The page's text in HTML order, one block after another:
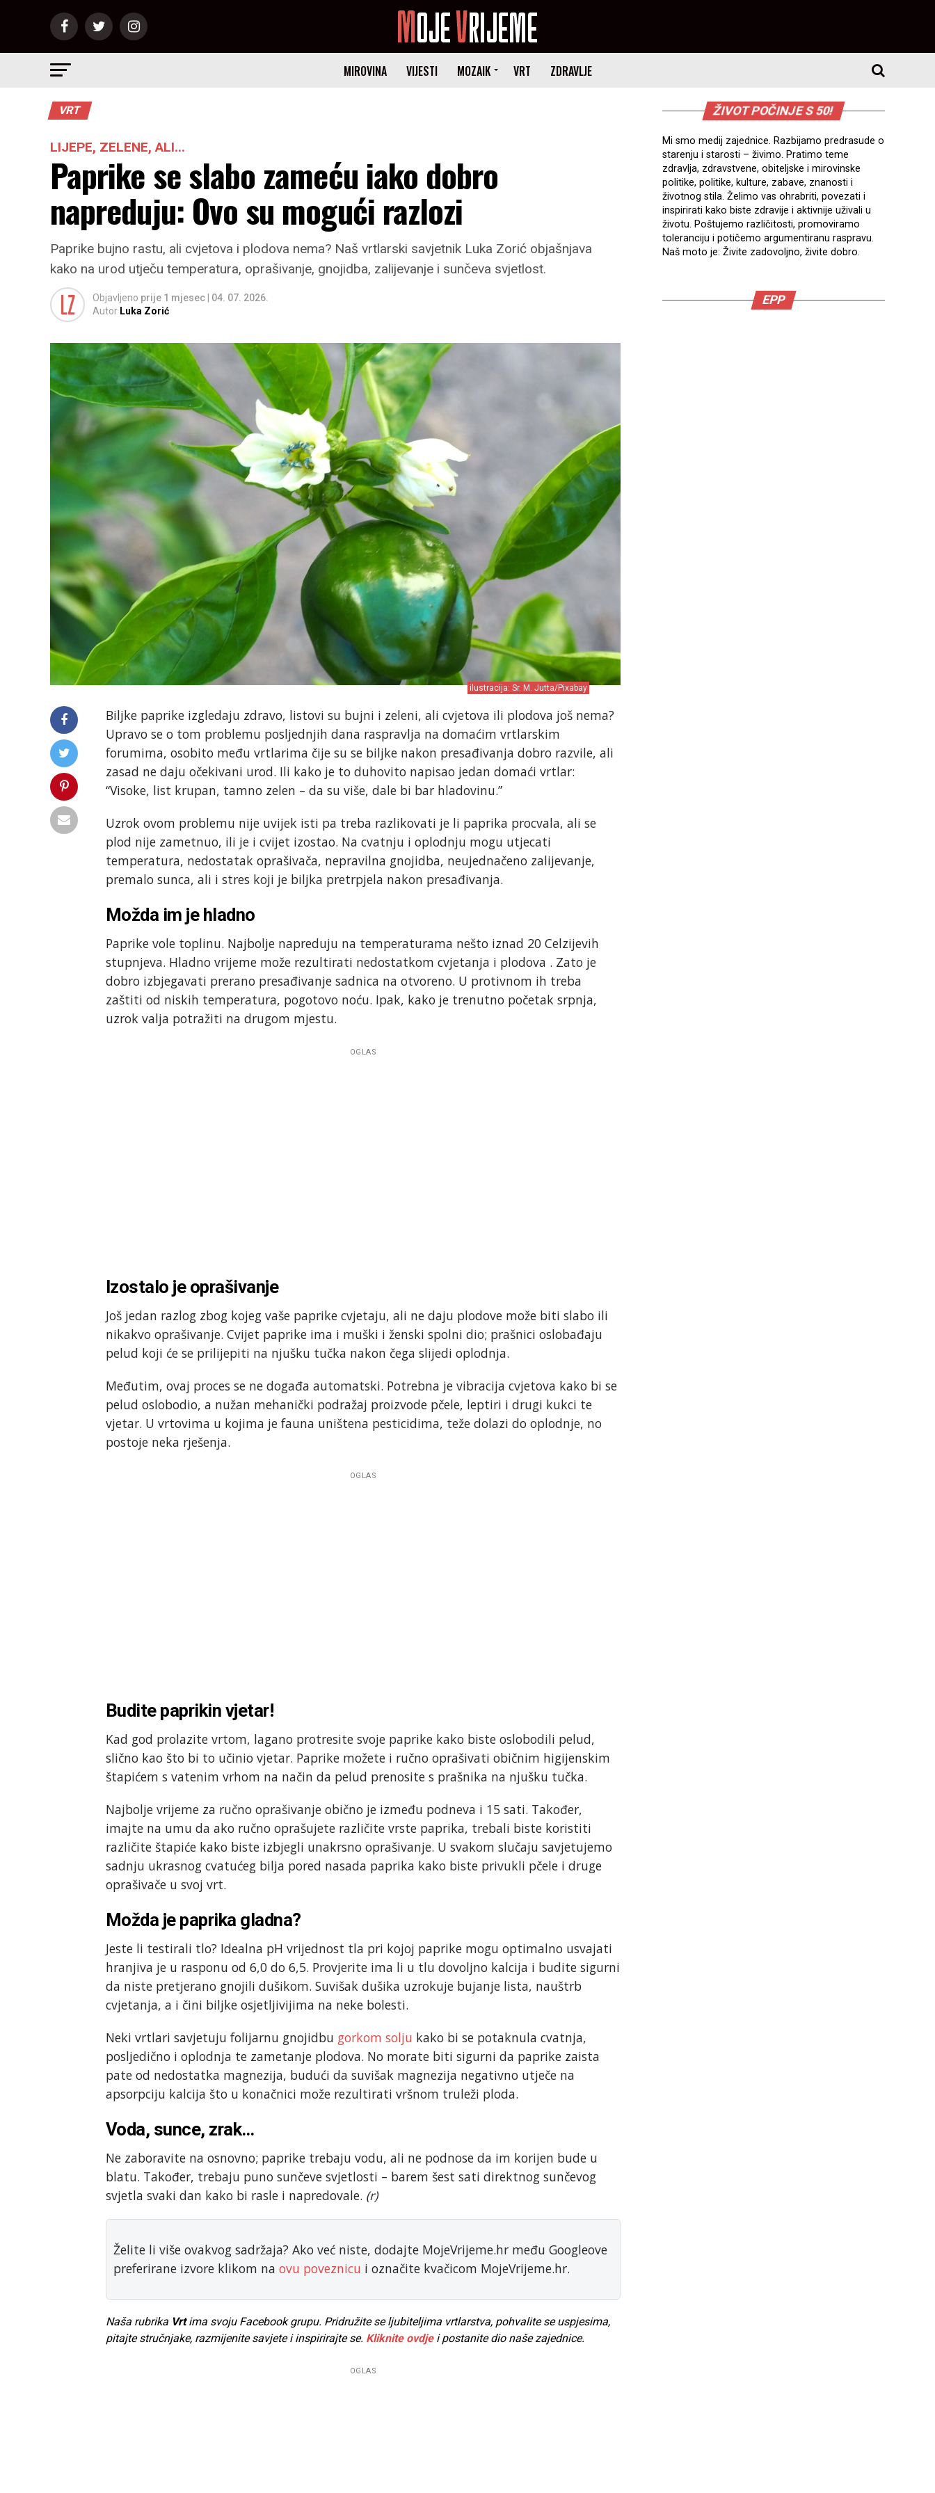
MIROVINA VIJESTI MOZAIK VRT ZDRAVLJE
VRT
LIJEPE, ZELENE, ALI...
Paprike se slabo zameću iako dobro
napreduju: Ovo su mogući razlozi
Paprike bujno rastu, ali cvjetova i plodova nema? Naš vrtlarski savjetnik Luka Zorić objašnjava
kako na urod utječu temperatura, oprašivanje, gnojidba, zalijevanje i sunčeva svjetlost.
Objavljeno prije 1 mjesec
04. 07. 2026.
Autor Luka Zorić
ilustracija: Sr. M. Jutta/Pixabay
Biljke paprike izgledaju zdravo, listovi su bujni i zeleni, ali cvjetova ili plodova još nema?
Upravo se o tom problemu posljednjih dana raspravlja na domaćim vrtlarskim
forumima, osobito među vrtlarima čije su se biljke nakon presađivanja dobro razvile, ali
zasad ne daju očekivani urod. Ili kako je to duhovito napisao jedan domaći vrtlar:
“Visoke, list krupan, tamno zelen – da su više, dale bi bar hladovinu.”
Uzrok ovom problemu nije uvijek isti pa treba razlikovati je li paprika procvala, ali se
plod nije zametnuo, ili je i cvijet izostao. Na cvatnju i oplodnju mogu utjecati
temperatura, nedostatak oprašivača, nepravilna gnojidba, neujednačeno zalijevanje,
premalo sunca, ali i stres koji je biljka pretrpjela nakon presađivanja.
Možda im je hladno
Paprike vole toplinu. Najbolje napreduju na temperaturama nešto iznad 20 Celzijevih
stupnjeva. Hladno vrijeme može rezultirati nedostatkom cvjetanja i plodova . Zato je
dobro izbjegavati prerano presađivanje sadnica na otvoreno. U protivnom ih treba
zaštiti od niskih temperatura, pogotovo noću. Ipak, kako je trenutno početak srpnja,
uzrok valja potražiti na drugom mjestu.
OGLAS
Izostalo je oprašivanje
Još jedan razlog zbog kojeg vaše paprike cvjetaju, ali ne daju plodove može biti slabo ili
nikakvo oprašivanje. Cvijet paprike ima i muški i ženski spolni dio; prašnici oslobađaju
pelud koji će se prilijepiti na njušku tučka nakon čega slijedi oplodnja.
Međutim, ovaj proces se ne događa automatski. Potrebna je vibracija cvjetova kako bi se
pelud oslobodio, a nužan mehanički podražaj proizvode pčele, leptiri i drugi kukci te
vjetar. U vrtovima u kojima je fauna uništena pesticidima, teže dolazi do oplodnje, no
postoje neka rješenja.
OGLAS
Budite paprikin vjetar!
Kad god prolazite vrtom, lagano protresite svoje paprike kako biste oslobodili pelud,
slično kao što bi to učinio vjetar. Paprike možete i ručno oprašivati običnim higijenskim
štapićem s vatenim vrhom na način da pelud prenosite s prašnika na njušku tučka.
Najbolje vrijeme za ručno oprašivanje obično je između podneva i 15 sati. Također,
imajte na umu da ako ručno oprašujete različite vrste paprika, trebali biste koristiti
različite štapiće kako biste izbjegli unakrsno oprašivanje. U svakom slučaju savjetujemo
sadnju ukrasnog cvatućeg bilja pored nasada paprika kako biste privukli pčele i druge
oprašivače u svoj vrt.
Možda je paprika gladna?
Jeste li testirali tlo? Idealna pH vrijednost tla pri kojoj paprike mogu optimalno usvajati
hranjiva je u rasponu od 6,0 do 6,5. Provjerite ima li u tlu dovoljno kalcija i budite sigurni
da niste pretjerano gnojili dušikom. Suvišak dušika uzrokuje bujanje lista, nauštrb
cvjetanja, a i čini biljke osjetljivijima na neke bolesti.
Neki vrtlari savjetuju folijarnu gnojidbu gorkom solju kako bi se potaknula cvatnja,
posljedično i oplodnja te zametanje plodova. No morate biti sigurni da paprike zaista
pate od nedostatka magnezija, budući da suvišak magnezija negativno utječe na
apsorpciju kalcija što u konačnici može rezultirati vršnom truleži ploda.
Voda, sunce, zrak…
Ne zaboravite na osnovno; paprike trebaju vodu, ali ne podnose da im korijen bude u
blatu. Također, trebaju puno sunčeve svjetlosti – barem šest sati direktnog sunčevog
svjetla svaki dan kako bi rasle i napredovale. (r)
Želite li više ovakvog sadržaja? Ako već niste, dodajte MojeVrijeme.hr među Googleove
preferirane izvore klikom na ovu poveznicu i označite kvačicom MojeVrijeme.hr.
Naša rubrika Vrtima svoju Facebook grupu. Pridružite se ljubiteljima vrtlarstva, pohvalite se uspjesima,
pitajte stručnjake, razmijenite savjete i inspirirajte se. Kliknite ovdjei postanite dio naše zajednice.
OGLAS
ŽIVOT POČINJE S 50!
Mi smo medij zajednice. Razbijamo predrasude o
starenju i starosti – živimo. Pratimo teme
zdravlja, zdravstvene, obiteljske i mirovinske
politike, politike, kulture, zabave, znanosti i
životnog stila. Želimo vas ohrabriti, povezati i
inspirirati kako biste zdravije i aktivnije uživali u
životu. Poštujemo različitosti, promoviramo
toleranciju i potičemo argumentiranu raspravu.
Naš moto je: Živite zadovoljno, živite dobro.
EPP